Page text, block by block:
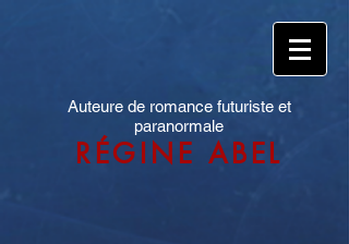
Auteure de romance futuriste et
paranormale
RÉGINE ABEL